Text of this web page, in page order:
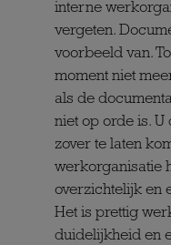
interne
vergeten.
voorbeeld van.
moment niet
als de
niet op orde is. U
zover te laten
werkorganisatie
overzichtelijk en
Het is prettig
duidelijkheid en